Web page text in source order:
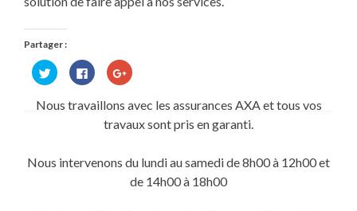
Partager :
Cliquez
pour
partager
Twitter(ouvre
Cliquez
pour
partager
sur
Facebook(ouvre
dans
une
Cliquez
pour
Google+
dans
fenêtre)
Nous travaillons avec les assurances AXA et tous vos
travaux sont pris en garanti.
Nous intervenons du lundi au samedi de 8h00 à 12h00 et
de 14h00 à 18h00